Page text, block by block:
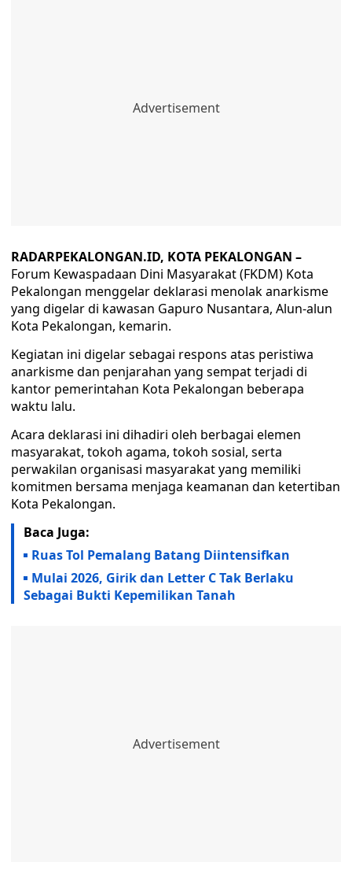
RADARPEKALONGAN.ID, KOTA PEKALONGAN –
Forum Kewaspadaan Dini Masyarakat (FKDM) Kota
Pekalongan menggelar deklarasi menolak anarkisme
yang digelar di kawasan Gapuro Nusantara, Alun-alun
Kota Pekalongan, kemarin.
Kegiatan ini digelar sebagai respons atas peristiwa
anarkisme dan penjarahan yang sempat terjadi di
kantor pemerintahan Kota Pekalongan beberapa
waktu lalu.
Acara deklarasi ini dihadiri oleh berbagai elemen
masyarakat, tokoh agama, tokoh sosial, serta
perwakilan organisasi masyarakat yang memiliki
komitmen bersama menjaga keamanan dan ketertiban
Kota Pekalongan.
Baca Juga:
Ruas Tol Pemalang Batang Diintensifkan
Mulai 2026, Girik dan Letter C Tak Berlaku
Sebagai Bukti Kepemilikan Tanah